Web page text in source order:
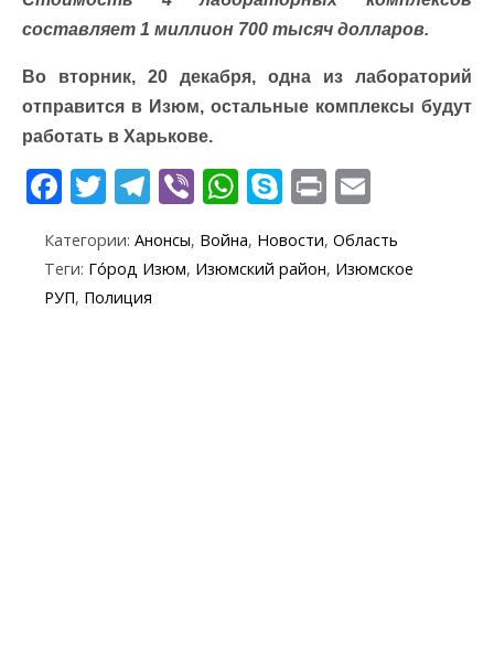
составляет 1 миллион 700 тысяч долларов.
Во вторник, 20 декабря, одна из лабораторий
отправится в Изюм, остальные комплексы будут
работать в Харькове.
F
e
b
T
itt
er
T
e
gr
Vi
er
W
at
S
y
Pr
in
t ai
Категории: Анонсы, Война, Новости, Область
Теги: Го́род Изюм, Изюмский район, Изюмское
РУП, Полиция